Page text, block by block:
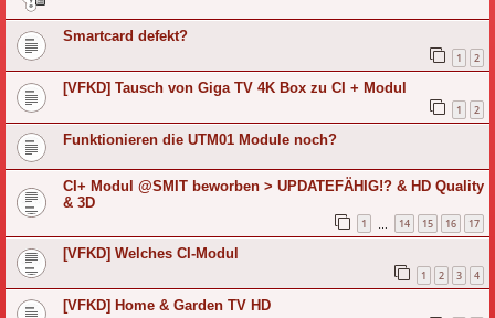
Smartcard defekt?
1 2
[VFKD] Tausch von Giga TV 4K Box zu CI + Modul
1 2
Funktionieren die UTM01 Module noch?
CI+ Modul @SMIT beworben > UPDATEFÄHIG!? & HD Quality
& 3D
1 14 15 16 17
[VFKD] Welches CI-Modul
1 2 3 4
[VFKD] Home & Garden TV HD